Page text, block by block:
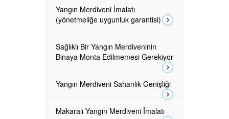
Yangın Merdiveni İmalatı
(yönetmeliğe uygunluk garantisi)
Sağlıklı Bir Yangın Merdiveninin
Binaya Monta Edilmemesi Gerekiyor
Yangın Merdiveni Sahanlık Genişliği
Makaralı Yangın Merdiveni İmalatı